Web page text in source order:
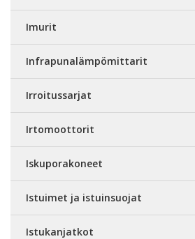
Imurit
Infrapunalämpömittarit
Irroitussarjat
Irtomoottorit
Iskuporakoneet
Istuimet ja istuinsuojat
Istukanjatkot